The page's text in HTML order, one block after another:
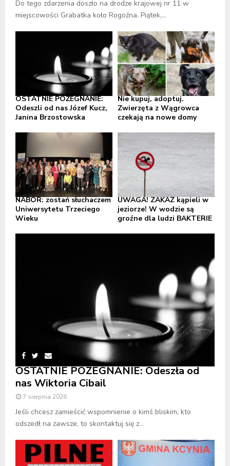
Do tego zdarzenia doszło na drodze krajowej nr 11 w
miejscowości Grabatka koło Rogoźna. Piątek,...
OSTATNIE POŻEGNANIE:
Odeszli od nas Józef Kucz,
Janina Brzostowska
Nie kupuj, adoptuj.
Zwierzęta z Wągrowca
czekają na nowe domy
NABÓR: zostań słuchaczem
Uniwersytetu Trzeciego
Wieku
UWAGA! ZAKAZ kąpieli w
jeziorze! W wodzie są
groźne dla ludzi BAKTERIE
OSTATNIE POŻEGNANIE: Odeszła od
nas Wiktoria Cibail
7 sierpnia 2026
Jeśli chcesz zamieścić wspomnienie o kimś bliskim, kto
odszedł na zawsze, to skontaktuj się z...